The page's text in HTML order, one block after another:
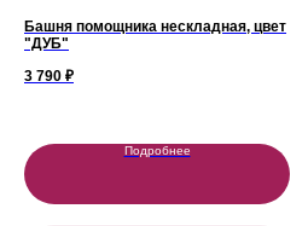
Башня помощника нескладная, цвет
"ДУБ"
3 790 ₽
Подробнее
Политика конфиденциальности
631220140829